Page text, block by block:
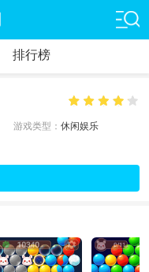
排行榜
游戏类型： 休闲娱乐